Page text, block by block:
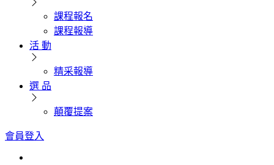
課程報名
課程報導
活 動
精采報導
選 品
顛覆提案
會員登入